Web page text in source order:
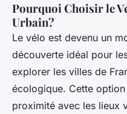
Pourquoi Choisir le
Urbain?
Le vélo est devenu un
découverte idéal pour
explorer les villes de
écologique. Cette
proximité avec les lieux